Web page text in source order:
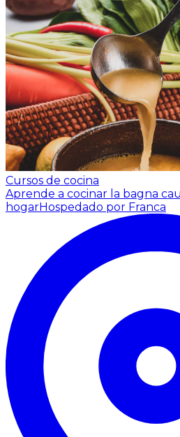
Cursos de cocina
Aprende a cocinar la bagna
hogarHospedado por Franca